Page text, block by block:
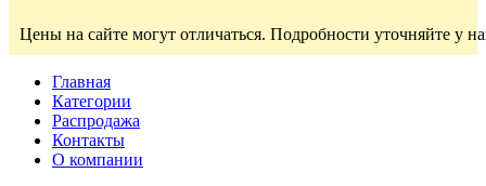
Цены на сайте могут отличаться. Подробности уточняйте у
Главная
Категории
Распродажа
Контакты
О компании